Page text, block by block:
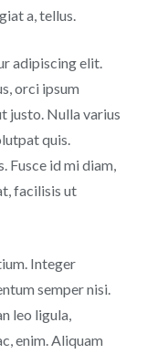
a, tellus.
adipiscing elit.
orci ipsum
justo. Nulla varius
quis.
Fusce id mi diam,
facilisis ut
Integer
semper nisi.
leo ligula,
enim. Aliquam